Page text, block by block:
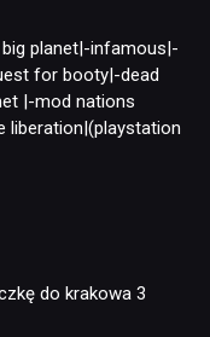
planet|-infamous|-
for booty|-dead
|-mod nations
liberation|(playstation
do krakowa 3